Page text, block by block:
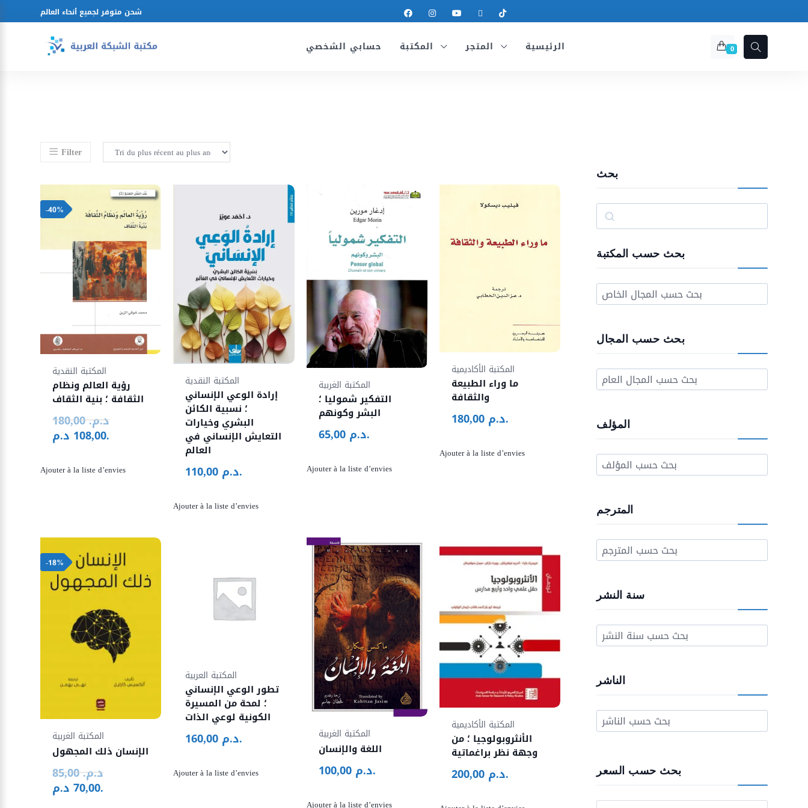
شحن متوفر لجميع أنحاء العالم
حسابي الشخصي الرئيسية 0
Filter
-40%
المكتبة النقدية
رؤية العالم ونظام
الثقافة ؛ بنية الثقاف
180,00د.م.
Le
prix
était :
108,00د.م.
actuel
Ajouter à la liste d’envies
المكتبة النقدية
إرادة الوعي الإنساني
؛ نسبية الكائن
البشري وخيارات
التعايش الإنساني في
العالم
110,00 د.م.
Ajouter à la liste d’envies
المكتبة الغربية
التفكير شموليا ؛
البشر وكونهم
65,00 د.م.
Ajouter à la liste d’envies
المكتبة الأكاديمية
ما وراء الطبيعة
والثقافة
180,00 د.م.
Ajouter à la liste d’envies
-18%
المكتبة الغربية
الإنسان ذلك المجهول
85,00د.م.
Le
prix
70,00د.م.
المكتبة العربية
تطور الوعي الإنساني
؛ لمحة من المسيرة
الكونية لوعي الذات
160,00 د.م.
Ajouter à la liste d’envies
المكتبة الغربية
اللغة والإنسان
100,00 د.م.
Ajouter à la liste d’envies
المكتبة الأكاديمية
الأنثروبولوجيا ؛ من
وجهة نظر براغماتية
200,00 د.م.
بحث
Rechercher
بحث حسب المكتبة
بحث حسب المجال
المؤلف
المترجم
سنة النشر
الناشر
بحث حسب السعر